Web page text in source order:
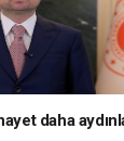
daha